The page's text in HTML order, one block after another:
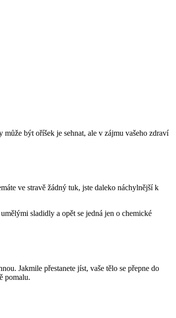
být oříšek je sehnat, ale v zájmu vašeho zdraví
ve stravě žádný tuk, jste daleko náchylnější k
sladidly a opět se jedná jen o chemické
Jakmile přestanete jíst, vaše tělo se přepne do
pomalu.